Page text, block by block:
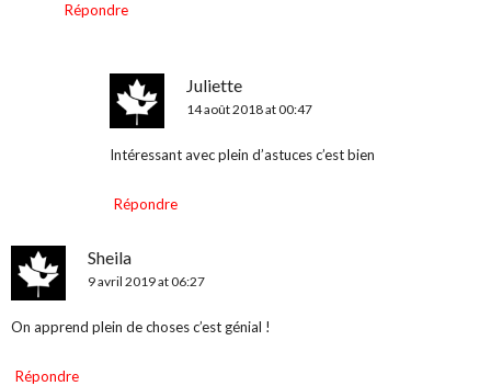
Répondre
Juliette
14 août 2018 at 00:47
Intéressant avec plein d’astuces c’est bien
Répondre
Sheila
9 avril 2019 at 06:27
On apprend plein de choses c’est génial !
Répondre